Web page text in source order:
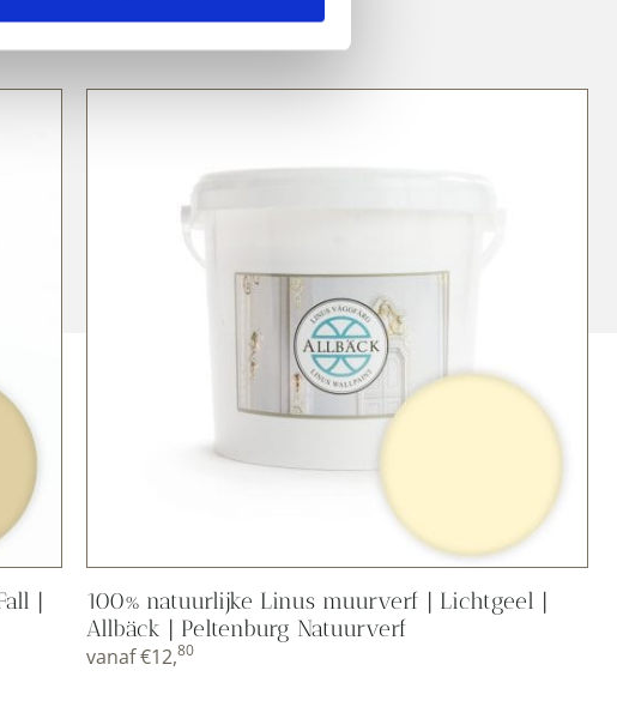
|
100% natuurlijke Linus muurverf | Lichtgeel |
Allbäck | Peltenburg Natuurverf
vanaf€12,80